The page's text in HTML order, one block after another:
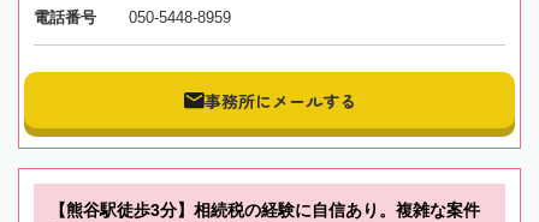
電話番号 050-5448-8959
事務所にメールする
【熊谷駅徒歩3分】相続税の経験に自信あり。複雑な案件